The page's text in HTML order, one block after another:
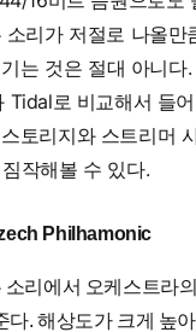
리가 저절로 나올만
는 것은 절대 아니다
로 비교해서 들
토리지와 스트리머
작해볼 수 있다.
Philhamonic
리에서 오케스트라
. 해상도가 크게 높